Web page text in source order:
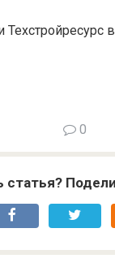
Техстройресурс
0
статья?